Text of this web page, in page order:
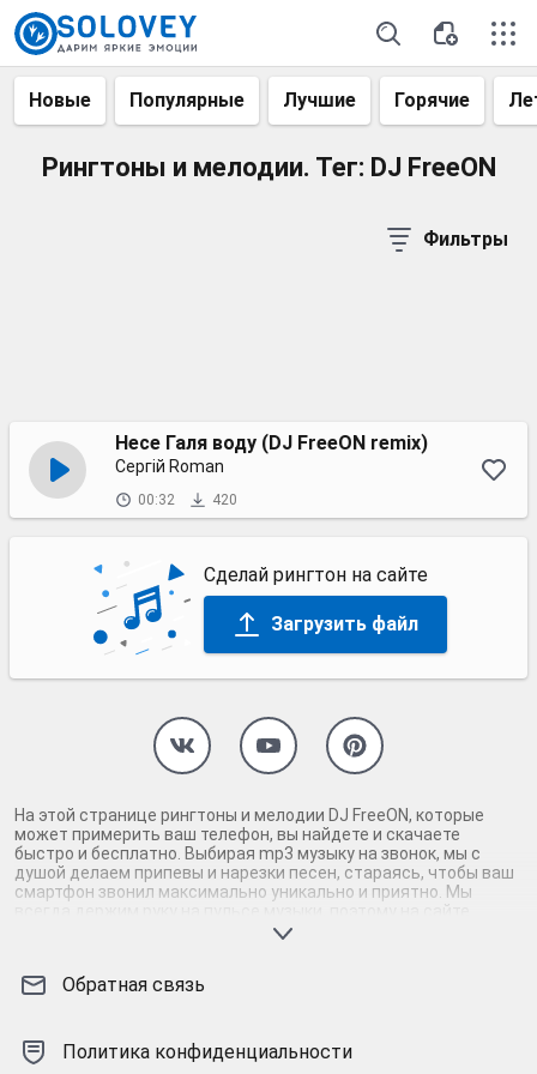
Новые Популярные Лучшие Горячие
Рингтоны и мелодии. Тег: DJ FreeON
Фильтры
Несе Галя воду (DJ FreeON remix)
Сергій Roman
00:32 420
Сделай рингтон на сайте
Загрузить файл
На этой странице рингтоны и мелодии DJ FreeON, которые
может примерить ваш телефон, вы найдете и скачаете
быстро и бесплатно. Выбирая mp3 музыку на звонок, мы с
душой делаем припевы и нарезки песен, стараясь, чтобы ваш
смартфон звонил максимально уникально и приятно. Мы
всегда держим руку на пульсе музыки, поэтому на сайте
присутствуют только самые нормальные рингтоны DJ FreeON.
телефона. Вам точно не будет стыдно за такую мелодию
m4r-рингтоны для айфона (iPhone). Перед тем, как бесплатно
скачать на андроид/iOS понравившиеся мелодии, припевы и
Обратная связь
Политика конфиденциальности